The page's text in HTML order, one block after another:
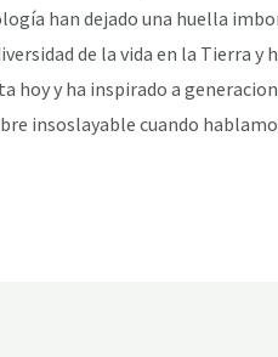
han dejado una huella
de la vida en la Tierra y
hoy y ha inspirado a
insoslayable cuando